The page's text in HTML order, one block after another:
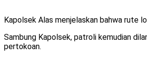
Kapolsek Alas menjelaskan bahwa rute
Sambung Kapolsek, patroli kemudian
pertokoan.